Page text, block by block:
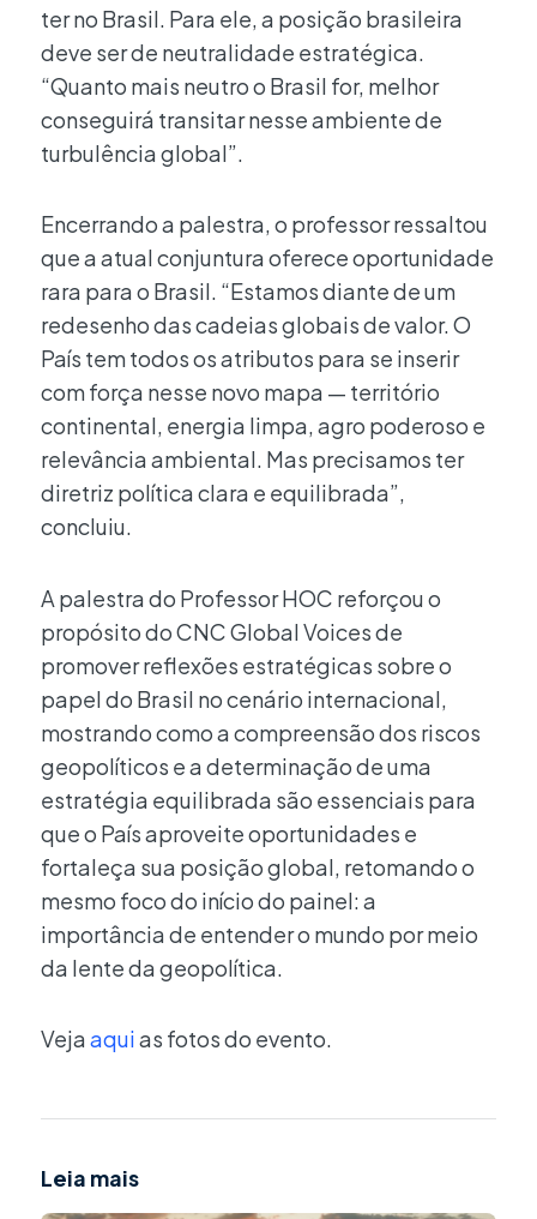
ter no Brasil. Para ele, a posição brasileira
deve ser de neutralidade estratégica.
“Quanto mais neutro o Brasil for, melhor
conseguirá transitar nesse ambiente de
turbulência global”.
Encerrando a palestra, o professor ressaltou
que a atual conjuntura oferece oportunidade
rara para o Brasil. “Estamos diante de um
redesenho das cadeias globais de valor. O
País tem todos os atributos para se inserir
com força nesse novo mapa — território
continental, energia limpa, agro poderoso e
relevância ambiental. Mas precisamos ter
diretriz política clara e equilibrada”,
concluiu.
A palestra do Professor HOC reforçou o
propósito do CNC Global Voices de
promover reflexões estratégicas sobre o
papel do Brasil no cenário internacional,
mostrando como a compreensão dos riscos
geopolíticos e a determinação de uma
estratégia equilibrada são essenciais para
que o País aproveite oportunidades e
fortaleça sua posição global, retomando o
mesmo foco do início do painel: a
importância de entender o mundo por meio
da lente da geopolítica.
Vejaaquias fotos do evento.
Leia mais